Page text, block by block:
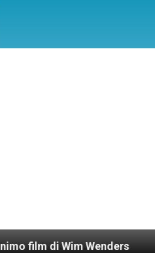
Lunedì 4